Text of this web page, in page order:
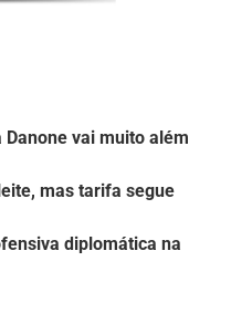
Danone vai muito além
mas tarifa segue
diplomática na